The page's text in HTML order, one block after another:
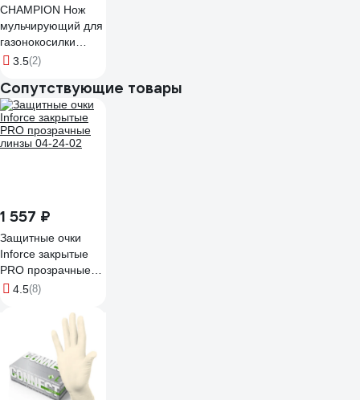
CHAMPION Нож
мульчирующий для
газонокосилки
LM5645 C5207
3.5(2)
Сопутствующие товары
1 557 ₽
Защитные очки
Inforce закрытые
PRO прозрачные
линзы 04-24-02
4.5(8)